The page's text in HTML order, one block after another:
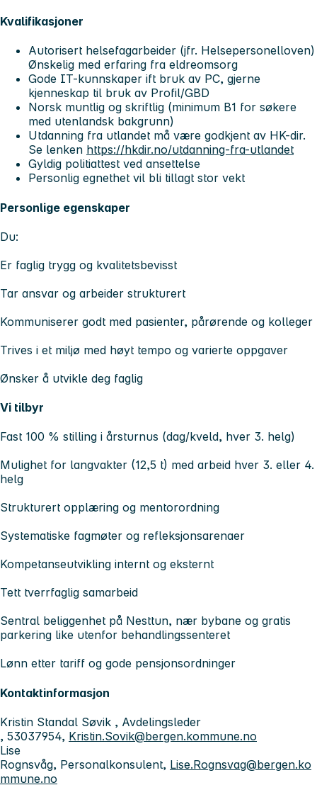
Kvalifikasjoner
Autorisert helsefagarbeider (jfr. Helsepersonelloven)
Ønskelig med erfaring fra eldreomsorg
Gode IT-kunnskaper ift bruk av PC, gjerne
kjenneskap til bruk av Profil/GBD
Norsk muntlig og skriftlig (minimum B1 for søkere
med utenlandsk bakgrunn)
Utdanning fra utlandet må være godkjent av HK-dir.
Se lenken https://hkdir.no/utdanning-fra-utlandet
Gyldig politiattest ved ansettelse
Personlig egnethet vil bli tillagt stor vekt
Personlige egenskaper
Du:
Er faglig trygg og kvalitetsbevisst
Tar ansvar og arbeider strukturert
Kommuniserer godt med pasienter, pårørende og kolleger
Trives i et miljø med høyt tempo og varierte oppgaver
Ønsker å utvikle deg faglig
Vi tilbyr
Fast 100 % stilling i årsturnus (dag/kveld, hver 3. helg)
Mulighet for langvakter (12,5 t) med arbeid hver 3. eller 4.
helg
Strukturert opplæring og mentorordning
Systematiske fagmøter og refleksjonsarenaer
Kompetanseutvikling internt og eksternt
Tett tverrfaglig samarbeid
Sentral beliggenhet på Nesttun, nær bybane og gratis
parkering like utenfor behandlingssenteret
Lønn etter tariff og gode pensjonsordninger
Kontaktinformasjon
Kristin Standal Søvik , Avdelingsleder
, 53037954, Kristin.Sovik@bergen.kommune.no
Lise
Rognsvåg, Personalkonsulent, Lise.Rognsvag@bergen.ko
mmune.no